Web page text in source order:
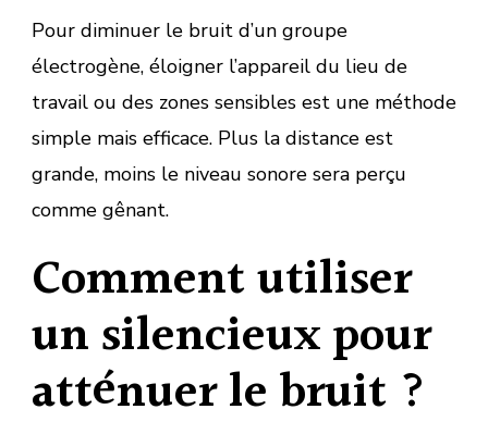
Pour diminuer le bruit d’un groupe
électrogène, éloigner l’appareil du lieu de
travail ou des zones sensibles est une méthode
simple mais efficace. Plus la distance est
grande, moins le niveau sonore sera perçu
comme gênant.
Comment utiliser
un silencieux pour
atténuer le bruit ?